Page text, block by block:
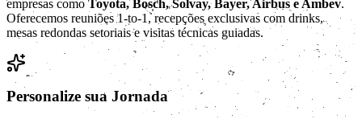
empresas como Toyota, Bosch, Solvay, Bayer, Airbus e Ambev.
Oferecemos reuniões 1-to-1, recepções exclusivas com drinks,
mesas redondas setoriais e visitas técnicas guiadas.
Personalize sua Jornada